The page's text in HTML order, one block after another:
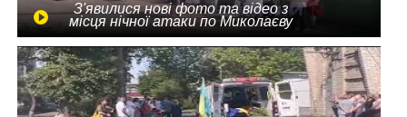
З'явилися нові фото та відео з
місця нічної атаки по Миколаєву